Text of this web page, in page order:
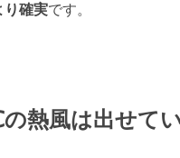
り確実です。
熱風は出せて